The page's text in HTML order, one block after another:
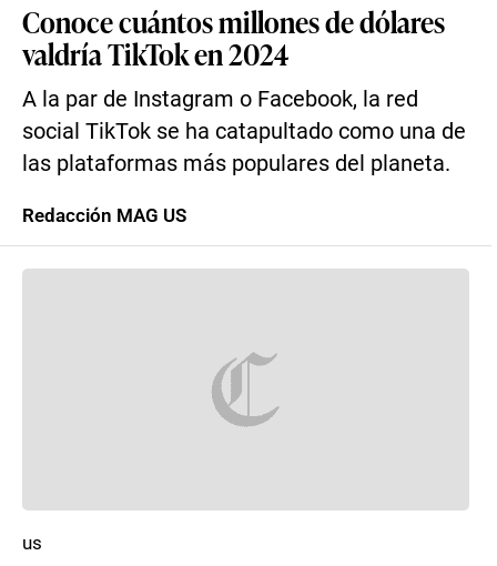
Conoce cuántos millones de dólares
valdría TikTok en 2024
A la par de Instagram o Facebook, la red
social TikTok se ha catapultado como una de
las plataformas más populares del planeta.
Redacción MAG US
us